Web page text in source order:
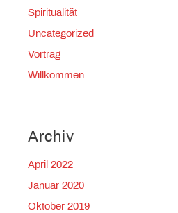
Spiritualität
Uncategorized
Vortrag
Willkommen
Archiv
April 2022
Januar 2020
Oktober 2019